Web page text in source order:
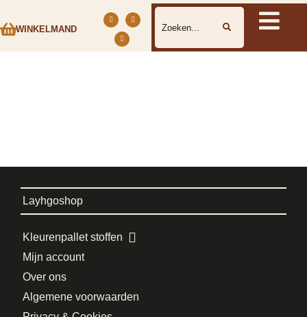
WINKELMAND
Layhgoshop
Kleurenpallet stoffen
Mijn account
Over ons
Algemene voorwaarden